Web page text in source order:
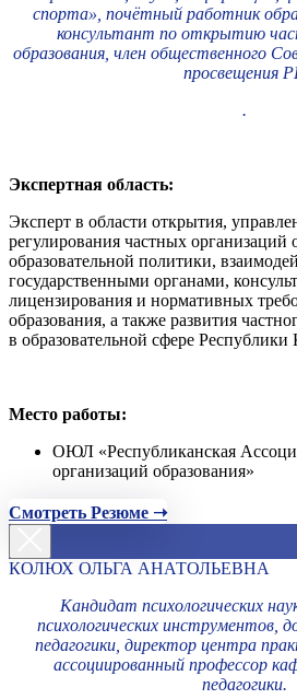
спорта», почётный работник
консультант по открытию
образования, член общественного
просвещения
.
Экспертная область:
Эксперт в области открытия,
регулирования частных организаций
образовательной политики,
государственными органами,
лицензирования и нормативных
образования, а также развития
в образовательной сфере Республики
Место работы:
ОЮЛ «Республиканская
организаций образования»
Смотреть Резюме ➝
КОЛЮХ ОЛЬГА АНАТОЛЬЕВНА
Кандидат психологических
психологических инструментов,
педагогики, директор центра
ассоциированный профессор
педагогики.